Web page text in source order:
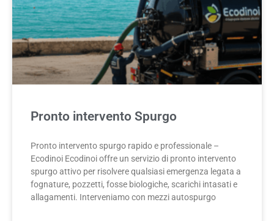
Pronto intervento Spurgo
Pronto intervento spurgo rapido e professionale –
Ecodinoi Ecodinoi offre un servizio di pronto intervento
spurgo attivo per risolvere qualsiasi emergenza legata a
fognature, pozzetti, fosse biologiche, scarichi intasati e
allagamenti. Interveniamo con mezzi autospurgo